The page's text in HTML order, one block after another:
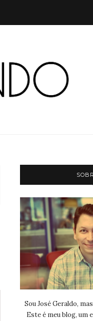
Sou José Geraldo,
Este é meu blog, um